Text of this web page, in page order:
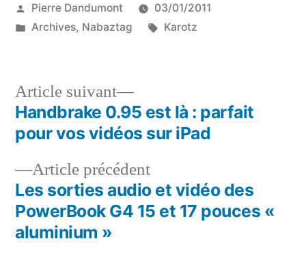
Publié
par
Pierre Dandumont
03/01/2011
Publié
Archives, Nabaztag Étiquettes :
Karotz
Navigation
l’article
Article précédentArticle
précédent :
Les sorties audio et vidéo des
PowerBook G4 15 et 17 pouces «
aluminium »
Article suivant
Article
suivant :
Handbrake 0.95 est là : parfait
pour vos vidéos sur iPad